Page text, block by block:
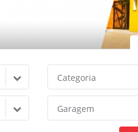
Categoria
Garagem